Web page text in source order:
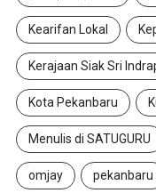
Kearifan Lokal
Kerajaan Siak Sri
Kota Pekanbaru
Menulis di SATUGURU
omjay pekanbaru